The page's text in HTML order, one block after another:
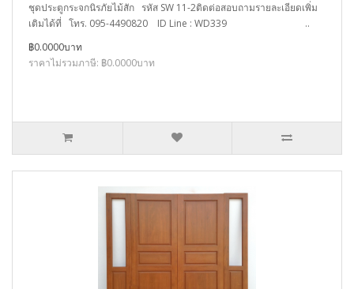
ชุดประตูกระจกนิรภัยไม้สัก รหัส SW 11-2ติดต่อสอบถามรายละเอียดเพิ่ม
เติมได้ที่ โทร. 095-4490820 ID Line : WD339 ..
฿0.0000บาท
ราคาไม่รวมภาษี: ฿0.0000บาท